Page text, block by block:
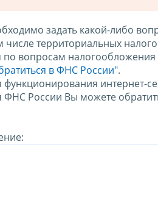
задать какой-либо
числе территориальных
по вопросам
в ФНС России".
интернет-
ФНС России Вы можете